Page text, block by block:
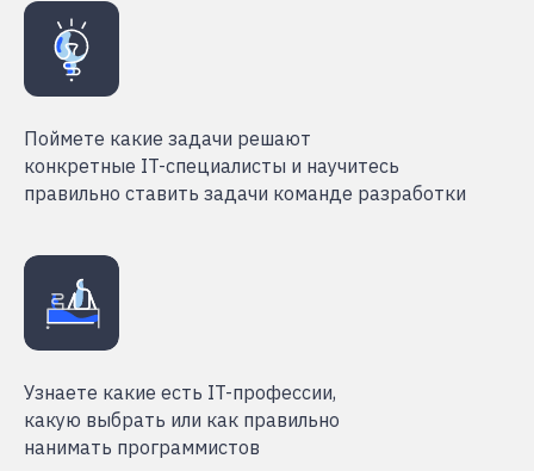
Поймете какие задачи решают
конкретные IT-специалисты и научитесь
правильно ставить задачи команде разработки
Узнаете какие есть IT-профессии,
какую выбрать или как правильно
нанимать программистов